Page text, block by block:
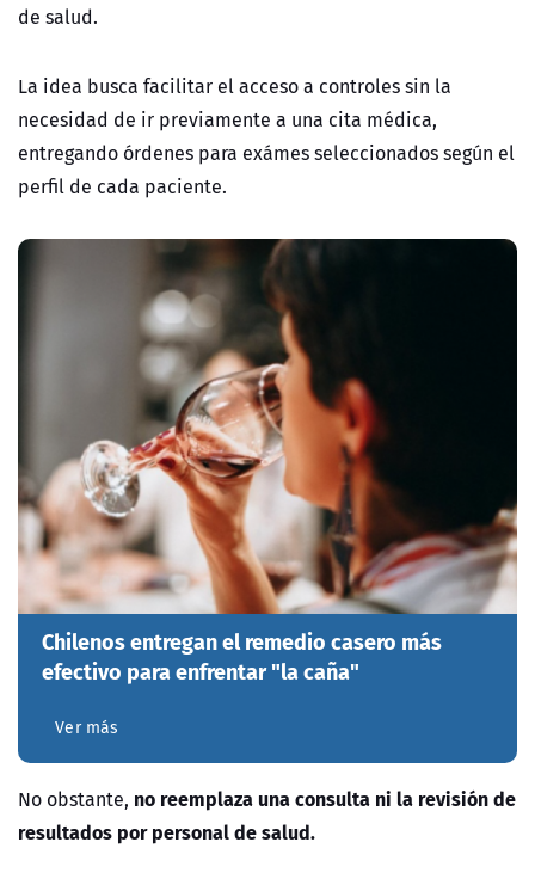
de salud.
La idea busca facilitar el acceso a controles sin la
necesidad de ir previamente a una cita médica,
entregando órdenes para exámes seleccionados según el
perfil de cada paciente.
Chilenos entregan el remedio casero más
efectivo para enfrentar "la caña"
Ver más
No obstante, no reemplaza una consulta ni la revisión de
resultados por personal de salud.